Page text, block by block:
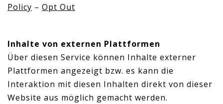
Policy – Opt Out
Inhalte von externen Plattformen
Über diesen Service können Inhalte externer
Plattformen angezeigt bzw. es kann die
Interaktion mit diesen Inhalten direkt von dieser
Website aus möglich gemacht werden.